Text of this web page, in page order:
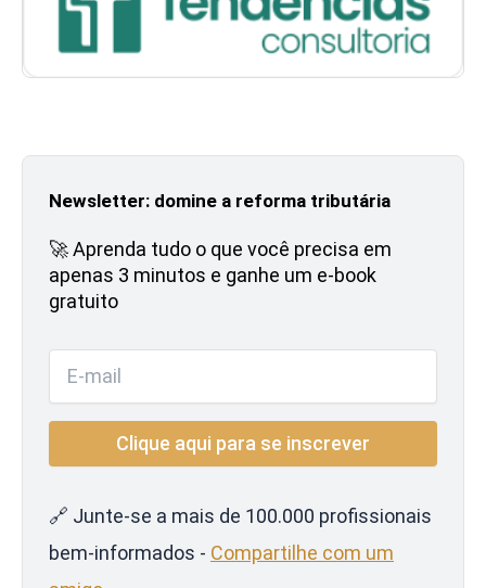
Newsletter: domine a reforma tributária
🚀 Aprenda tudo o que você precisa em
apenas 3 minutos e ganhe um e-book
gratuito
🔗 Junte-se a mais de 100.000 profissionais
bem-informados - Compartilhe com um